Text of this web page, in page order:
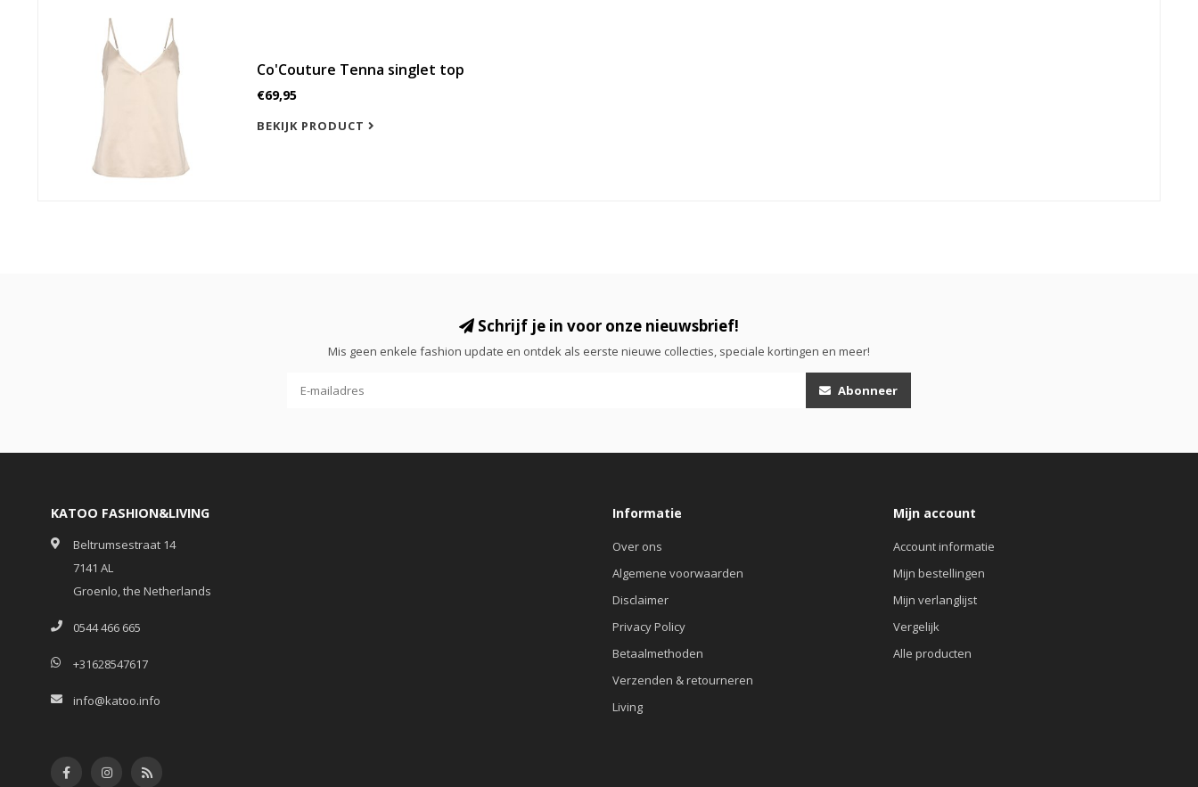
Co'Couture Tenna singlet top
€69,95
BEKIJK PRODUCT
Schrijf je in voor onze nieuwsbrief!
Mis geen enkele fashion update en ontdek als eerste nieuwe collecties, speciale kortingen en meer!
Abonneer
KATOO FASHION&LIVING
Beltrumsestraat 14
7141 AL
Groenlo, the Netherlands
0544 466 665
+31628547617
info@katoo.info
Informatie
Over ons
Algemene voorwaarden
Disclaimer
Privacy Policy
Betaalmethoden
Verzenden & retourneren
Living
Mijn account
Account informatie
Mijn bestellingen
Mijn verlanglijst
Vergelijk
Alle producten